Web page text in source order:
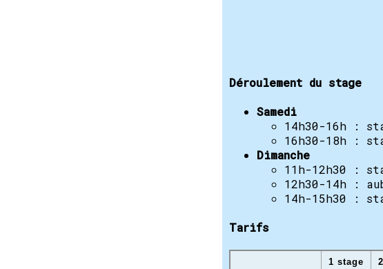
Déroulement du stage
Samedi
14h30-16h :
16h30-18h :
Dimanche
11h-12h30 :
12h30-14h :
14h-15h30 :
Tarifs
1 stage